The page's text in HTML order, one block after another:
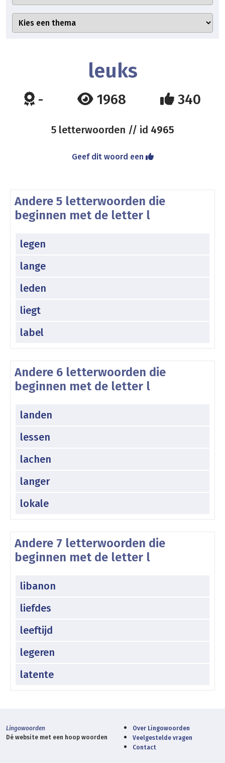
leuks
- 1968 340
5 letterwoorden // id 4965
Geef dit woord een
Andere 5 letterwoorden die
beginnen met de letter l
legen
lange
leden
liegt
label
Andere 6 letterwoorden die
beginnen met de letter l
landen
lessen
lachen
langer
lokale
Andere 7 letterwoorden die
beginnen met de letter l
libanon
liefdes
leeftijd
legeren
latente
Lingowoorden
Dé website met een hoop woorden
Over Lingowoorden
Veelgestelde vragen
Contact